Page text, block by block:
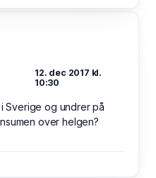
12. dec 2017 kl.
10:30
Sverige og undrer på
over helgen?